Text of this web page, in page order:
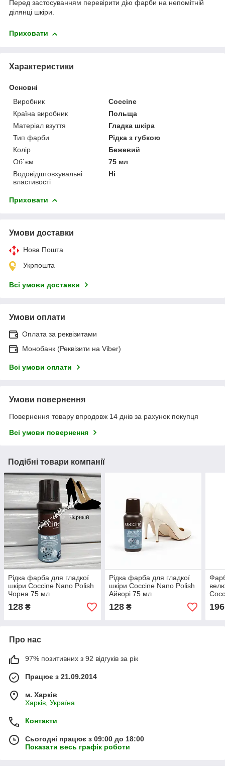
Перед застосуванням перевірити дію фарби на непомітній
ділянці шкіри.
Приховати
Характеристики
Основні
Виробник
Coccine
Країна виробник
Польща
Матеріал взуття
Гладка шкіра
Тип фарби
Рідка з губкою
Колір
Бежевий
Об`єм
75 мл
Водовідштовхувальні
властивості
Ні
Приховати
Умови доставки
Нова Пошта
Укрпошта
Всі умови доставки
Умови оплати
Оплата за реквізитами
Монобанк (Реквізити на Viber)
Всі умови оплати
Умови повернення
Повернення товару впродовж 14 днів за рахунок покупця
Всі умови повернення
Подібні товари компанії
Рідка фарба для гладкої
шкіри Coccine Nano Polish
Чорна 75 мл
128 ₴
Рідка фарба для гладкої
шкіри Coccine Nano Polish
Айворі 75 мл
128₴
75
196
Про нас
97% позитивних з 92 відгуків за рік
Працює з 21.09.2014
м. Харків
Харків, Україна
Контакти
Сьогодні працює з 09:00 до 18:00
Показати весь графік роботи